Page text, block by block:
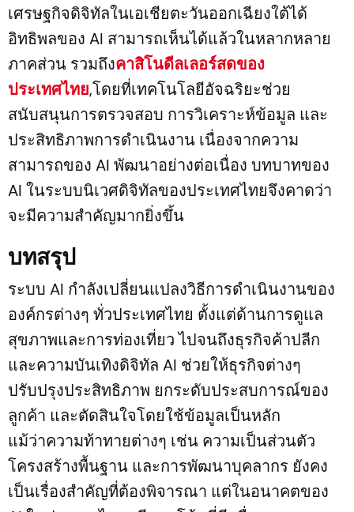
เศรษฐกิจดิจิทัลในเอเชียตะวันออกเฉียงใต้ได้
อิทธิพลของ AI สามารถเห็นได้แล้วในหลากหลาย
ภาคส่วน รวมถึงคาสิโนดีลเลอร์สดของ
ประเทศไทย,โดยที่เทคโนโลยีอัจฉริยะช่วย
สนับสนุนการตรวจสอบ การวิเคราะห์ข้อมูล และ
ประสิทธิภาพการดำเนินงาน เนื่องจากความ
สามารถของ AI พัฒนาอย่างต่อเนื่อง บทบาทของ
AI ในระบบนิเวศดิจิทัลของประเทศไทยจึงคาดว่า
จะมีความสำคัญมากยิ่งขึ้น
บทสรุป
ระบบ AI กำลังเปลี่ยนแปลงวิธีการดำเนินงานของ
องค์กรต่างๆ ทั่วประเทศไทย ตั้งแต่ด้านการดูแล
สุขภาพและการท่องเที่ยว ไปจนถึงธุรกิจค้าปลีก
และความบันเทิงดิจิทัล AI ช่วยให้ธุรกิจต่างๆ
ปรับปรุงประสิทธิภาพ ยกระดับประสบการณ์ของ
ลูกค้า และตัดสินใจโดยใช้ข้อมูลเป็นหลัก
แม้ว่าความท้าทายต่างๆ เช่น ความเป็นส่วนตัว
โครงสร้างพื้นฐาน และการพัฒนาบุคลากร ยังคง
เป็นเรื่องสำคัญที่ต้องพิจารณา แต่ในอนาคตของ